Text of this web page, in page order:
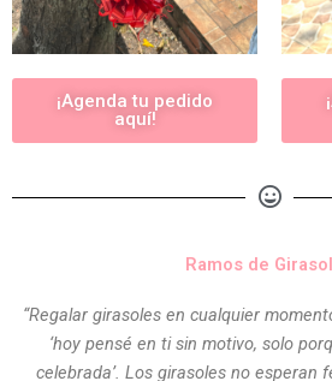
¡Agenda tu pedido
aquí!
Ramos de
“Regalar girasoles en cualquier
‘hoy pensé en ti sin motivo, solo
celebrada’. Los girasoles no esperan